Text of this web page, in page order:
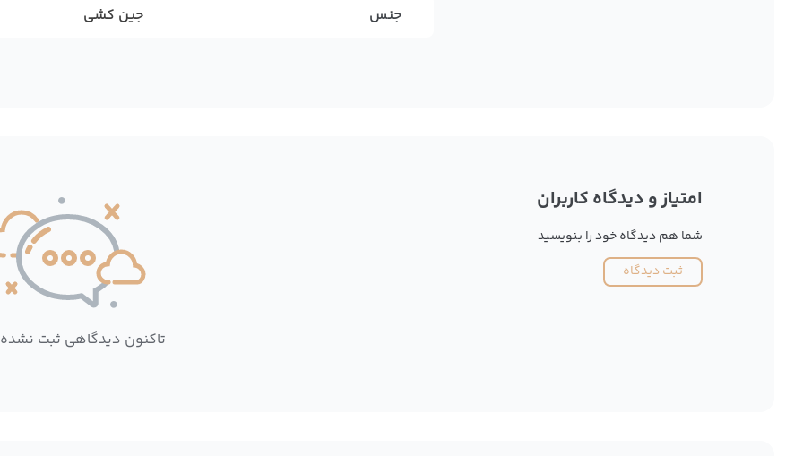
جنس جین کشی
امتیاز و دیدگاه کاربران
شما هم دیدگاه خود را بنویسید
ثبت دیدگاه
تاکنون دیدگاهی ثبت